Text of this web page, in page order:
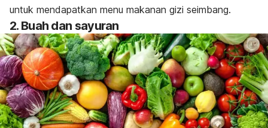
untuk mendapatkan menu makanan gizi seimbang.
2. Buah dan sayuran